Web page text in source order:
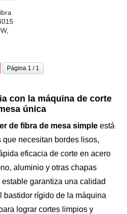
Página 1 / 1
con la máquina de corte
única
de fibra de mesa simple está
necesitan bordes lisos,
eficacia de corte en acero
aluminio y otras chapas
garantiza una calidad
bastidor rígido de la máquina
lograr cortes limpios y